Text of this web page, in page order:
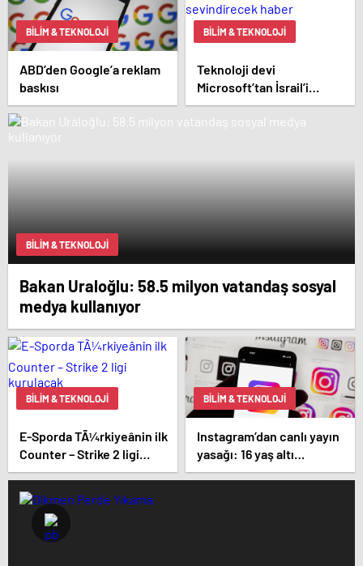
BILIM & TEKNOLOJI
ABD’den Google’a reklam
baskısı
BILIM & TEKNOLOJI
Teknoloji devi
Microsoft’tan İsrail’i
sevindirecek haber
BILIM & TEKNOLOJI
Bakan Uraloğlu: 58.5 milyon vatandaş sosyal
medya kullanıyor
BILIM & TEKNOLOJI
E-Sporda TÃ¼rkiyeânin ilk
Counter – Strike 2 ligi
kurulacak
BILIM & TEKNOLOJI
Instagram’dan canlı yayın
yasağı: 16 yaş altı
kullanıcılar için yeni